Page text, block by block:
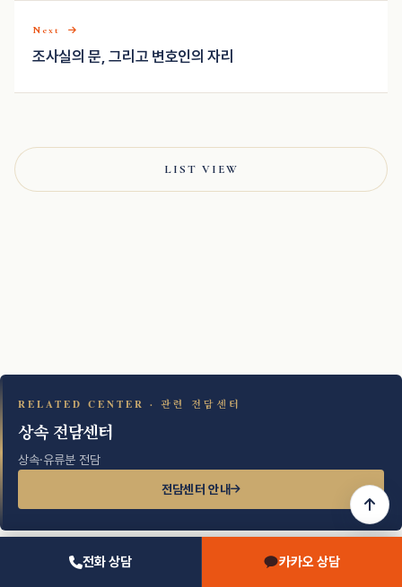
Next
조사실의 문, 그리고 변호인의 자리
LIST VIEW
RELATED CENTER · 관련 전담센터
상속 전담센터
상속·유류분 전담
전담센터 안내
전화 상담 카카오 상담